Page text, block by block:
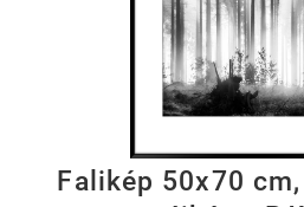
Falikép 50x70